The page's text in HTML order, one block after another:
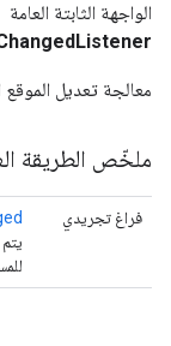
الواجهة الثابتة العامة
معالجة تعديل الموقع
ملخّص الطريقة
فراغ تجريدي